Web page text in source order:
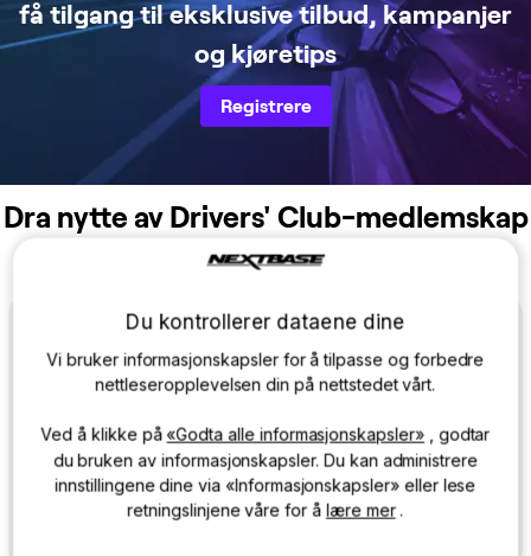
få tilgang til eksklusive tilbud, kampanjer
og kjøretips
Registrere
Dra nytte av Drivers' Club-medlemskap
Eksklusivt rabatttilbud kun for Nextbase Drivers' Club-medlemmer.
Lære mer
Du kontrollerer dataene dine
Vi bruker informasjonskapsler for å tilpasse og forbedre
nettleseropplevelsen din på nettstedet vårt.
Ved å klikke på «Godta alle informasjonskapsler» , godtar
du bruken av informasjonskapsler. Du kan administrere
innstillingene dine via «Informasjonskapsler» eller lese
retningslinjene våre for ålære mer.